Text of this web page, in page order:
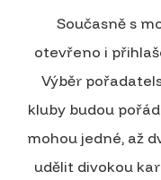
Současně s
otevřeno i
Výběr
kluby budou
mohou jedné, až
udělit divokou